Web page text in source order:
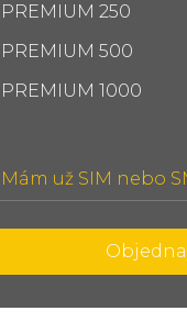
PREMIUM 250
PREMIUM 500
PREMIUM 1000
Mám už SIM nebo